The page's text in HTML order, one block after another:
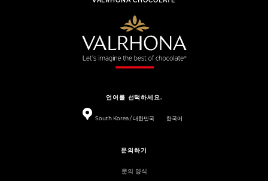
언어를 선택하세요.
South Korea / 대한민국 한국어
문의하기
문의 양식